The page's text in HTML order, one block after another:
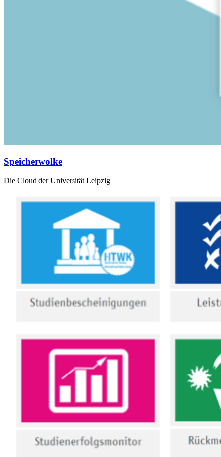
Speicherwolke
Die Cloud der Universität Leipzig